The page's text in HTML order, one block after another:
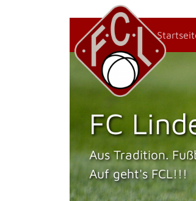
FC
Aus Tradition.
Auf geht's FCL!!!